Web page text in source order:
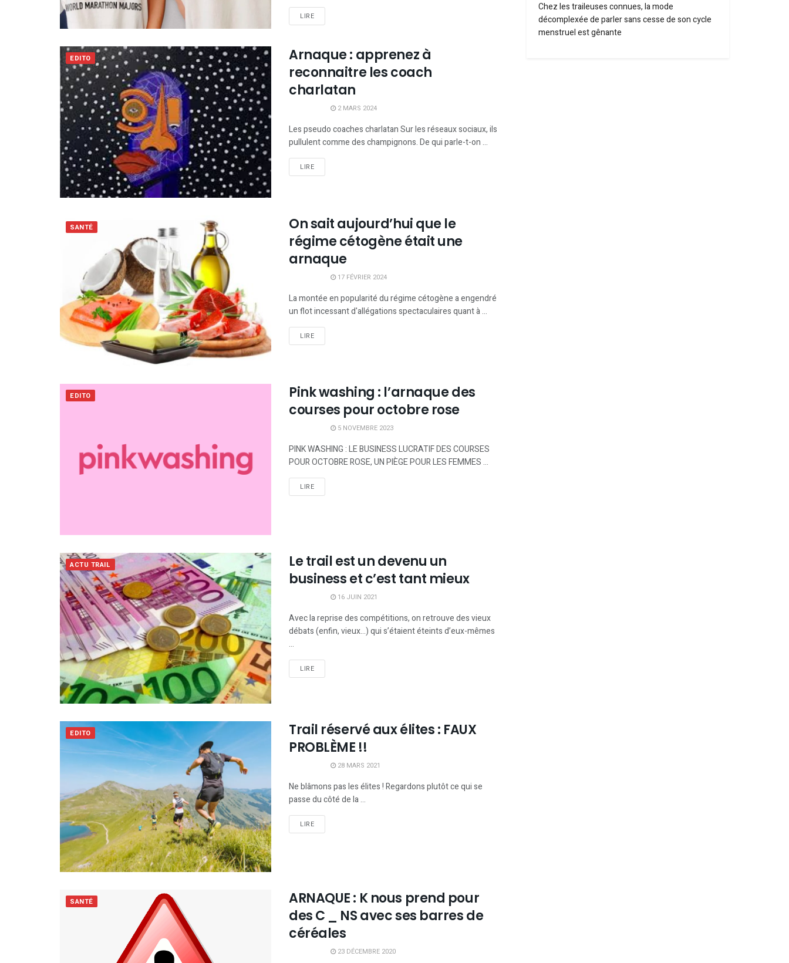
LIRE
EDITO
Arnaque : apprenez à
reconnaitre les coach
charlatan
2 MARS 2024
Les pseudo coaches charlatan Sur les réseaux sociaux, ils
pullulent comme des champignons. De qui parle-t-on ...
LIRE
SANTÉ
On sait aujourd’hui que le
régime cétogène était une
arnaque
17 FÉVRIER 2024
La montée en popularité du régime cétogène a engendré
un flot incessant d'allégations spectaculaires quant à ...
LIRE
EDITO
Pink washing : l’arnaque des
courses pour octobre rose
5 NOVEMBRE 2023
PINK WASHING : LE BUSINESS LUCRATIF DES COURSES
POUR OCTOBRE ROSE, UN PIÈGE POUR LES FEMMES ...
LIRE
ACTU TRAIL
Le trail est un devenu un
business et c’est tant mieux
16 JUIN 2021
Avec la reprise des compétitions, on retrouve des vieux
débats (enfin, vieux…) qui s’étaient éteints d’eux-mêmes
...
LIRE
EDITO
Trail réservé aux élites : FAUX
PROBLÈME !!
28 MARS 2021
Ne blâmons pas les élites ! Regardons plutôt ce qui se
passe du côté de la ...
LIRE
SANTÉ
ARNAQUE : K nous prend pour
des C _ NS avec ses barres de
céréales
23 DÉCEMBRE 2020
Chez les traileuses connues, la mode
décomplexée de parler sans cesse de son cycle
menstruel est gênante